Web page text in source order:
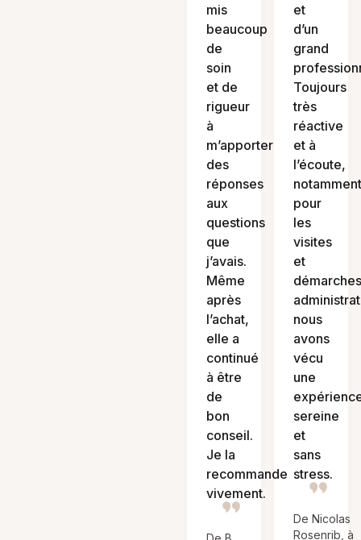
mis
beaucoup
de
soin
et de
rigueur
à
m’apporter
des
réponses
aux
questions
que
j’avais.
Même
après
l’achat,
elle a
continué
à être
de
bon
conseil.
Je la
recommande
vivement.
et
d’un
grand
Toujours
très
réactive
et à
l’écoute,
notamment
pour
les
visites
et
démarches
nous
avons
vécu
une
sereine
et
sans
stress.
De Nicolas
Rosenrib, à